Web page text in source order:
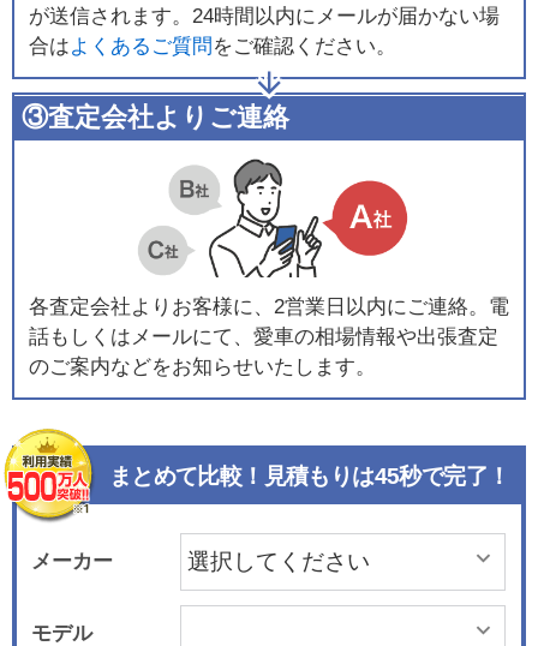
が送信されます。24時間以内にメールが届かない場
合はよくあるご質問 をご確認ください。
③査定会社よりご連絡
各査定会社よりお客様に、2営業日以内にご連絡。電
話もしくはメールにて、愛車の相場情報や出張査定
のご案内などをお知らせいたします。
まとめて比較！見積もりは45秒で完了！
メーカー
モデル